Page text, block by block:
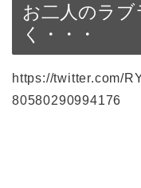
お二人のラ
く・・・
https://twitter.com/
80580290994176